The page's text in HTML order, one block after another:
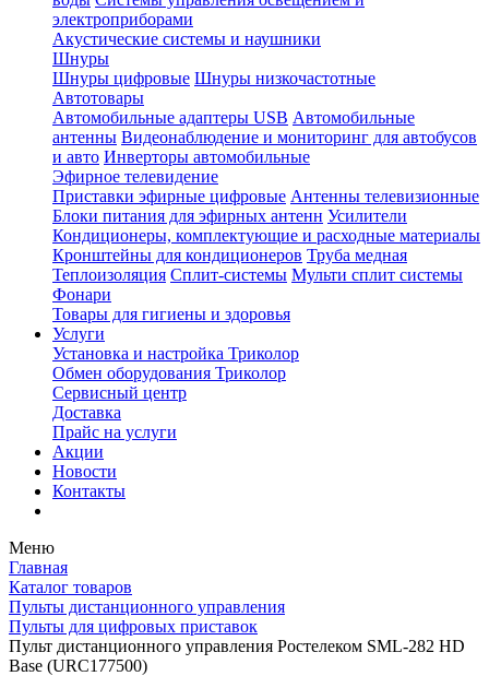
электроприборами
Акустические системы и наушники
Шнуры
Шнуры цифровые Шнуры низкочастотные
Автотовары
Автомобильные адаптеры USB Автомобильные
антенны Видеонаблюдение и мониторинг для автобусов
и авто Инверторы автомобильные
Эфирное телевидение
Приставки эфирные цифровые Антенны телевизионные
Блоки питания для эфирных антенн Усилители
Кондиционеры, комплектующие и расходные материалы
Кронштейны для кондиционеров Труба медная
Теплоизоляция Сплит-системы Мульти сплит системы
Фонари
Товары для гигиены и здоровья
Услуги
Установка и настройка Триколор
Обмен оборудования Триколор
Сервисный центр
Доставка
Прайс на услуги
Акции
Новости
Контакты
Меню
Главная
Каталог товаров
Пульты дистанционного управления
Пульты для цифровых приставок
Пульт дистанционного управления Ростелеком SML-282 HD
Base (URC177500)